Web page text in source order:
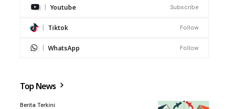
Youtube Subscribe
Tiktok Follow
WhatsApp Follow
Top News
Berita Terkini